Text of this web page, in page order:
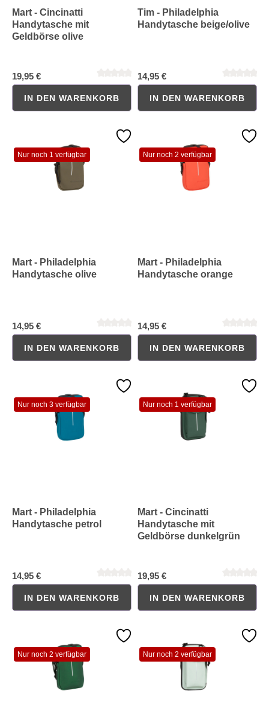
Mart - Cincinatti
Handytasche mit
Geldbörse olive
19,95 €
IN DEN WARENKORB
Tim - Philadelphia
Handytasche beige/olive
14,95 €
IN DEN WARENKORB
Nur noch 1 verfügbar
Mart - Philadelphia
Handytasche olive
14,95 €
IN DEN WARENKORB
Nur noch 2 verfügbar
Mart - Philadelphia
Handytasche orange
14,95 €
IN DEN WARENKORB
Nur noch 3 verfügbar
Mart - Philadelphia
Handytasche petrol
14,95 €
IN DEN WARENKORB
Nur noch 1 verfügbar
Mart - Cincinatti
Handytasche mit
Geldbörse dunkelgrün
19,95 €
IN DEN WARENKORB
Nur noch 2 verfügbar Nur noch 2 verfügbar